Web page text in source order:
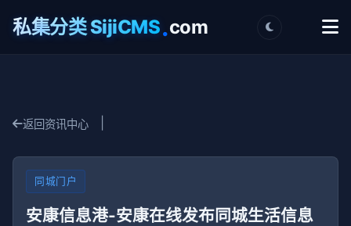
私集分类 SijiCMS.com
返回资讯中心
同城门户
安康信息港-安康在线发布同城生活信息